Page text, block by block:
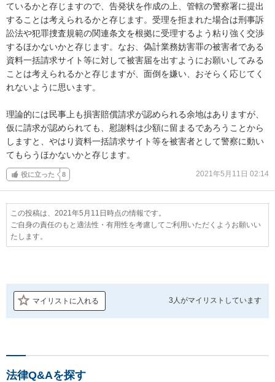
ているかと存じますので、告発状を作成の上、管轄の警察署に提出
することは考えられるかと存じます。受理を拒まれた場合は刑事訴
訟法や犯罪捜査規範の関連条文を根拠に受理するよう粘り強く交渉
するほかないかと存じます。なお、偽計業務妨害罪の被害者である
資料一括請求サイト等に対して被害届を出すようにお願いしてみる
ことは考えられるかと存じますが、面倒を嫌い、おそらく応じてく
れないように思います。
理論的には民事上も損害賠償請求が認められる余地はありますが、
仮に請求が認められても、慰謝料は少額に留まるであろうことから
しますと、やはり資料一括請求サイト等を被害者として警察に動い
てもらうほかないかと存じます。
役に立った 8 2021年5月11日 02:14
この投稿は、2021年5月11日時点の情報です。
ご自身の責任のもと適法性・有用性を考慮してご利用いただくようお願いい
たします。
マイリストに入れる 3人がマイリストしています
法律Q&Aを探す